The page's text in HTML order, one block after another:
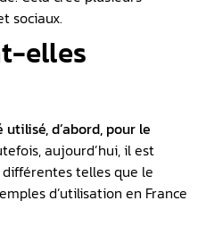
sociaux.
elles
d’abord, pour le
aujourd’hui, il est
telles que le
d’utilisation en France